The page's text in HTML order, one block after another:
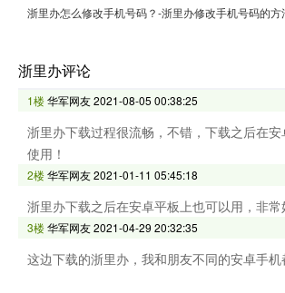
浙里办怎么修改手机号码？-浙里办修改手机号码的方
浙里办评论
1楼华军网友2021-08-05 00:38:25
浙里办下载过程很流畅，不错，下载之后在
使用！
2楼华军网友2021-01-11 05:45:18
浙里办下载之后在安卓平板上也可以用，非常
3楼华军网友2021-04-29 20:32:35
这边下载的浙里办，我和朋友不同的安卓手机